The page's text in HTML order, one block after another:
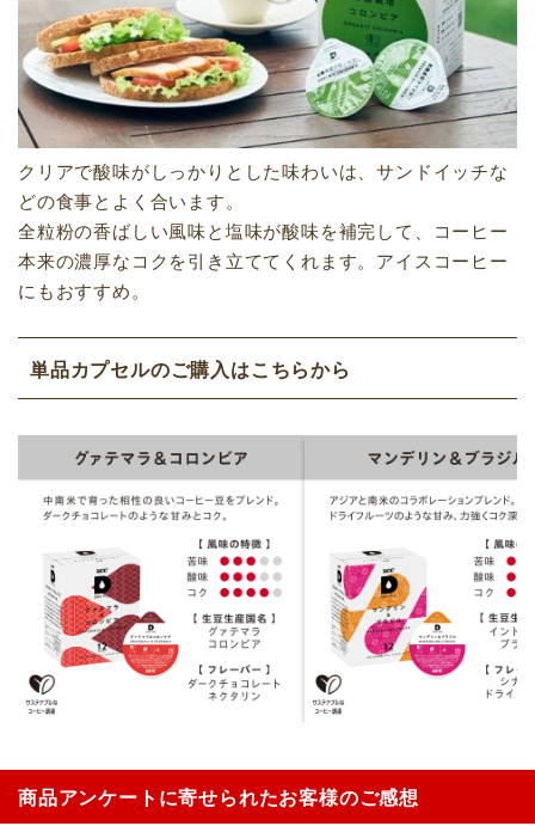
クリアで酸味がしっかりとした味わいは、サンドイッチな
どの食事とよく合います。
全粒粉の香ばしい風味と塩味が酸味を補完して、コーヒー
本来の濃厚なコクを引き立ててくれます。アイスコーヒー
にもおすすめ。
単品カプセルのご購入はこちらから
商品アンケートに寄せられたお客様のご感想